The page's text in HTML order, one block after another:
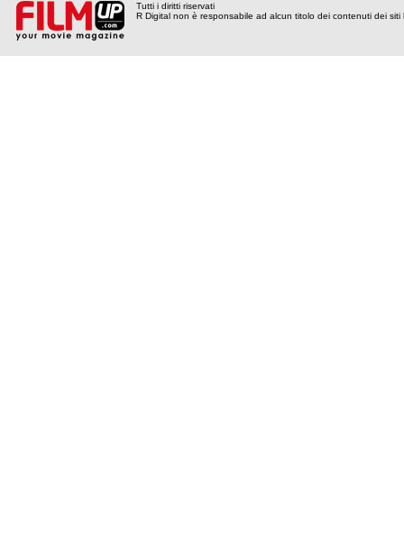
Tutti i diritti riservati
R Digital non è responsabile ad alcun titolo dei contenuti dei siti